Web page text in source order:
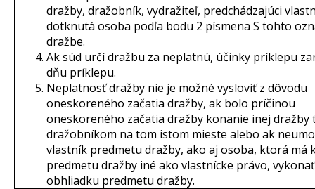
dražby, dražobník, vydražiteľ, predchádzajúci
dotknutá osoba podľa bodu 2 písmena S tohto
dražbe.
Ak súd určí dražbu za neplatnú, účinky príklepu
dňu príklepu.
Neplatnosť dražby nie je možné vysloviť z dôvodu
oneskoreného začatia dražby, ak bolo príčinou
oneskoreného začatia dražby konanie inej dražby
dražobníkom na tom istom mieste alebo ak
vlastník predmetu dražby, ako aj osoba, ktorá má
predmetu dražby iné ako vlastnícke právo,
obhliadku predmetu dražby.